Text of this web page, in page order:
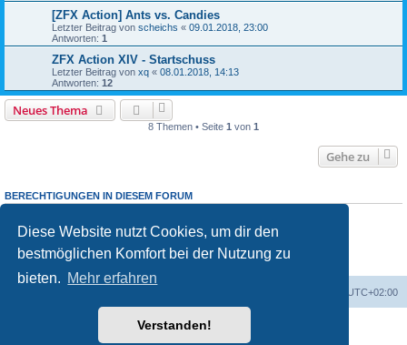
Diese Website nutzt Cookies, um dir den
bestmöglichen Komfort bei der Nutzung zu
bieten. Mehr erfahren
Verstanden!
[ZFX Action] Ants vs. Candies
Letzter Beitrag von scheichs « 09.01.2018, 23:00
Antworten: 1
ZFX Action XIV - Startschuss
Letzter Beitrag von xq « 08.01.2018, 14:13
Antworten: 12
Neues Thema
8 Themen • Seite 1 von 1
Gehe zu
BERECHTIGUNGEN IN DIESEM FORUM
Du darfst
keine Antworten zu Themen in diesem Forum erstellen.
Du darfst deine Beiträge in diesem Forumnichtändern.
Du darfst deine Beiträge in diesem Forum nicht löschen.
keine
UTC+02:00
Powered byphpBB® Forum Software © phpBB Limited
phpBB.de